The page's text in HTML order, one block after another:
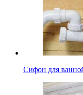
Сифон для